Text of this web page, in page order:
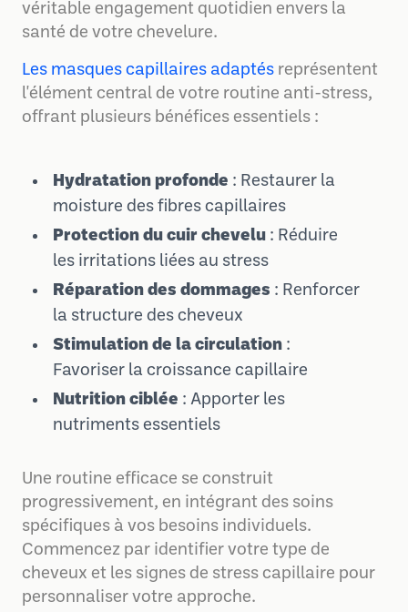
véritable engagement quotidien envers la
santé de votre chevelure.
Les masques capillaires adaptés représentent
l'élément central de votre routine anti-stress,
offrant plusieurs bénéfices essentiels :
Hydratation profonde : Restaurer la
moisture des fibres capillaires
Protection du cuir chevelu : Réduire
les irritations liées au stress
Réparation des dommages : Renforcer
la structure des cheveux
Stimulation de la circulation :
Favoriser la croissance capillaire
Nutrition ciblée : Apporter les
nutriments essentiels
Une routine efficace se construit
progressivement, en intégrant des soins
spécifiques à vos besoins individuels.
Commencez par identifier votre type de
cheveux et les signes de stress capillaire pour
personnaliser votre approche.